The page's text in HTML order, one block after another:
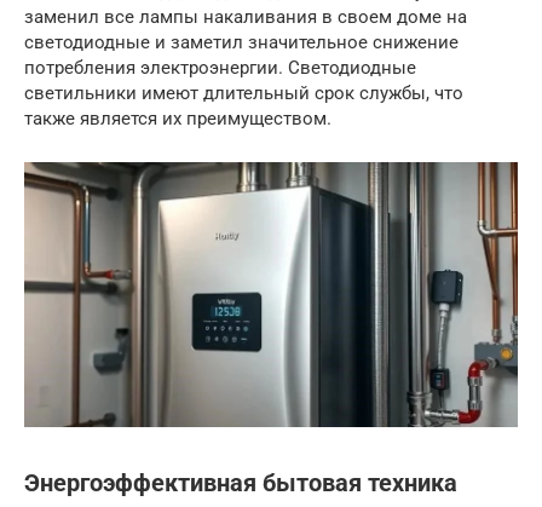
заменил все лампы накаливания в своем доме на
светодиодные и заметил значительное снижение
потребления электроэнергии. Светодиодные
светильники имеют длительный срок службы, что
также является их преимуществом.
Энергоэффективная бытовая техника